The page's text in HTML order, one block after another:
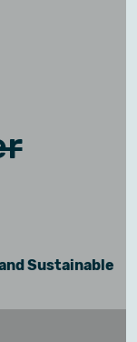
Sustainable